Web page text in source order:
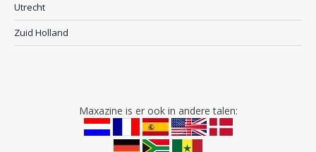
Utrecht
Zuid Holland
Maxazine is er ook in andere talen: